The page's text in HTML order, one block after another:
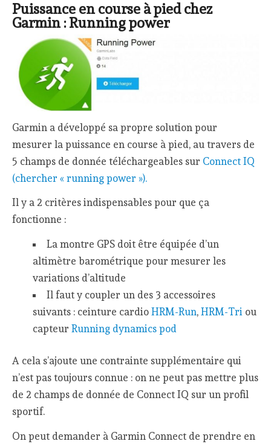
Puissance en course à pied chez
Garmin : Running power
Garmin a développé sa propre solution pour
mesurer la puissance en course à pied, au travers de
5 champs de donnée téléchargeables sur Connect IQ
(chercher « running power »).
Il y a 2 critères indispensables pour que ça
fonctionne :
La montre GPS doit être équipée d’un
altimètre barométrique pour mesurer les
variations d’altitude
Il faut y coupler un des 3 accessoires
suivants : ceinture cardio HRM-Run, HRM-Tri ou
capteur Running dynamics pod
A cela s’ajoute une contrainte supplémentaire qui
n’est pas toujours connue : on ne peut pas mettre plus
de 2 champs de donnée de Connect IQ sur un profil
sportif.
On peut demander à Garmin Connect de prendre en